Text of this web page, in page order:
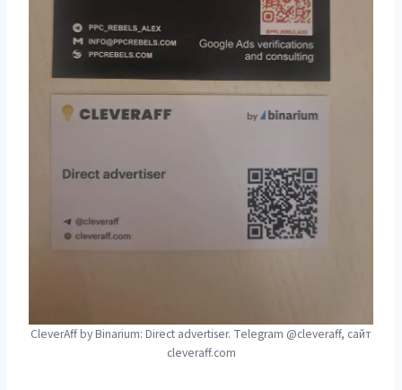
CleverAff by Binarium: Direct advertiser. Telegram @cleveraff, сайт
cleveraff.com